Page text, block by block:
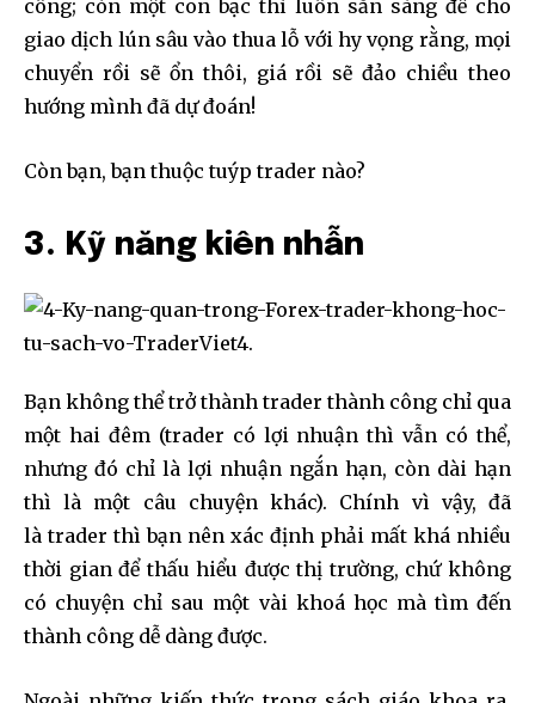
Join our community of
công; còn một con bạc thì luôn sẵn sàng để cho
giao dịch lún sâu vào thua lỗ với hy vọng rằng, mọi
chuyển rồi sẽ ổn thôi, giá rồi sẽ đảo chiều theo
hướng mình đã dự đoán!
Còn bạn, bạn thuộc tuýp trader nào?
3. Kỹ năng kiên nhẫn
Bạn không thể trở thành trader thành công chỉ qua
một hai đêm (trader có lợi nhuận thì vẫn có thể,
nhưng đó chỉ là lợi nhuận ngắn hạn, còn dài hạn
thì là một câu chuyện khác). Chính vì vậy, đã
là trader thì bạn nên xác định phải mất khá nhiều
thời gian để thấu hiểu được thị trường, chứ không
có chuyện chỉ sau một vài khoá học mà tìm đến
thành công dễ dàng được.